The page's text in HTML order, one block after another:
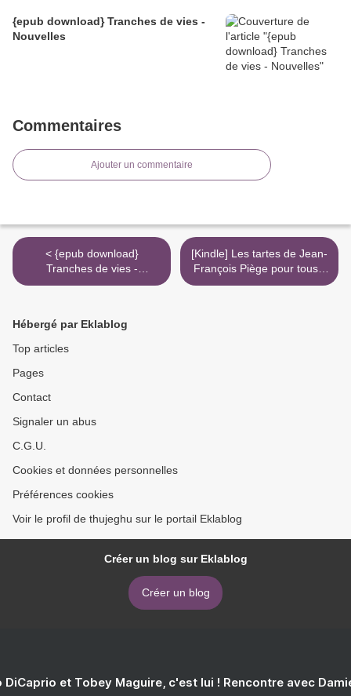
{epub download} Tranches de vies -
Nouvelles
Commentaires
Ajouter un commentaire
< {epub download}
Tranches de vies -
Nouvelles
[Kindle] Les tartes de Jean-
François Piège pour tous -
Recdettes super faciles
Hébergé par Eklablog
Top articles
Pages
Contact
Signaler un abus
C.G.U.
Cookies et données personnelles
Préférences cookies
Voir le profil de thujeghu sur le portail Eklablog
Créer un blog sur Eklablog
Créer un blog
DiCaprio et Tobey Maguire, c'est lui ! Rencontre avec